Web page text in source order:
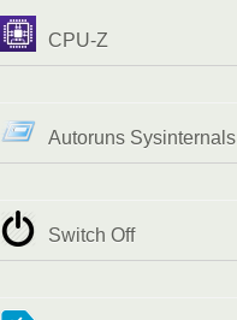
CPU-Z
Autoruns Sysinternals
Switch Off